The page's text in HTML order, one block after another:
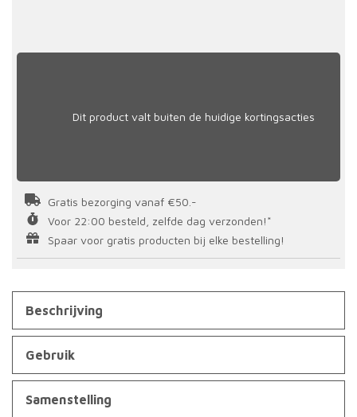
Dit product valt buiten de huidige kortingsacties
Gratis bezorging vanaf €50.-
Voor 22:00 besteld, zelfde dag verzonden!*
Spaar voor gratis producten bij elke bestelling!
Beschrijving
Gebruik
Samenstelling